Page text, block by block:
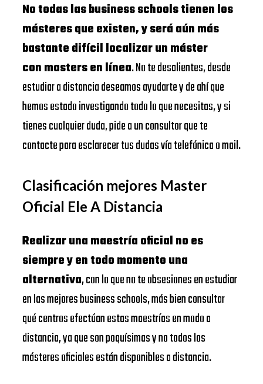
No todas las business schools tienen los
másteres que existen, y será aún más
bastante difícil localizar un máster
con masters en línea. No te desalientes, desde
estudiar a distancia deseamos ayudarte y de ahí que
hemos estado investigando todo lo que necesitas, y si
tienes cualquier duda, pide a un consultor que te
contacte para esclarecer tus dudas vía telefónica o mail.
Clasificación mejores Master
Oficial Ele A Distancia
Realizar una maestría oficial no es
siempre y en todo momento una
alternativa, con lo que no te obsesiones en estudiar
en las mejores business schools, más bien consultar
qué centros efectúan estas maestrías en modo a
distancia, ya que son poquísimas y no todos los
másteres oficiales están disponibles a distancia.